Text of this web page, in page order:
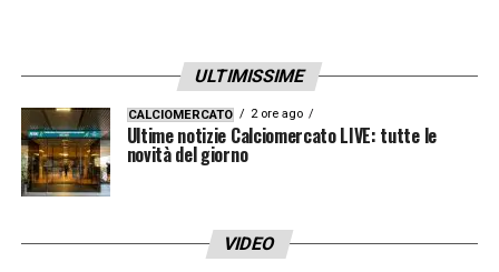
ULTIMISSIME
CALCIOMERCATO 2 ore ago
Ultime notizie Calciomercato LIVE: tutte le
novità del giorno
VIDEO